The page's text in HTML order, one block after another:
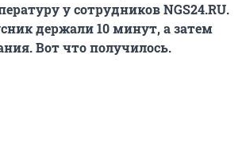
у сотрудников NGS24.RU.
держали 10 минут, а затем
Вот что получилось.